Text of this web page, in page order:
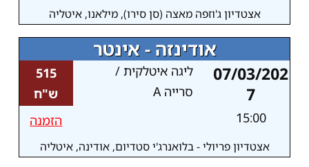
אצטדיון ג'וזפה מאצה (סן סירו), מילאנו, איטליה
אודינזה - אינטר
07/03/202
7
15:00
ליגה איטלקית /
סרייה A
515
ש"ח
הזמנה
אצטדיון פריולי - בלואנרג'י סטדיום, אודינה, איטליה